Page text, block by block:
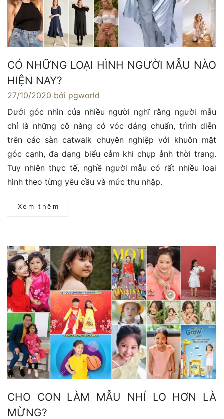
CÓ NHỮNG LOẠI HÌNH NGƯỜI MẪU NÀO
HIỆN NAY?
27/10/2020 bởi pgworld
Dưới góc nhìn của nhiều người nghĩ rằng người mẫu
chỉ là những cô nàng có vóc dáng chuẩn, trình diễn
trên các sàn catwalk chuyên nghiệp với khuôn mặt
góc cạnh, đa dạng biểu cảm khi chụp ảnh thời trang.
Tuy nhiên thực tế, nghề người mẫu có rất nhiều loại
hình theo từng yêu cầu và mức thu nhập.
Xem thêm
CHO CON LÀM MẪU NHÍ LO HƠN LÀ
MỪNG?